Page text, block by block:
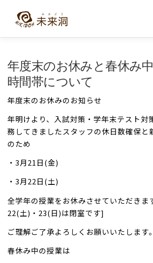
年度末のお休みと春休み
時間帯について
年度末のお休みのお知らせ
年明けより、入試対策・学年末テスト対
務してきましたスタッフの休日数確保と
のため
・3月21日(金)
・3月22日(土)
全学年の授業をお休みさせていただきま
22(土)・23(日)は閉室です]
ご理解ご了承よろしくお願いいたします。
春休み中の授業は